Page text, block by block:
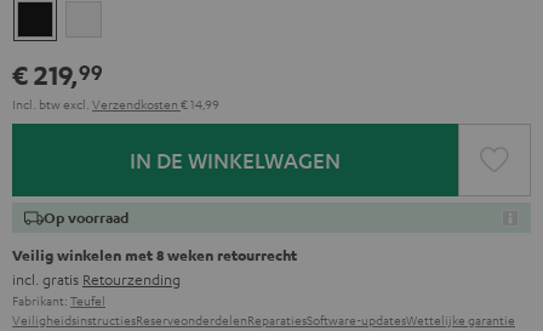
€ 219,99
Incl. btwexcl. Verzendkosten € 14,99
IN DE WINKELWAGEN
Op voorraad
Veilig winkelen met 8 weken retourrecht
incl. gratis Retourzending
Fabrikant: Teufel
VeiligheidsinstructiesReserveonderdelenReparatiesSoftware-updatesWettelijke garantie